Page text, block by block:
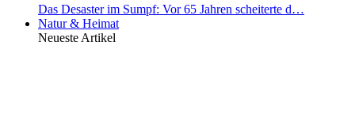
Das Desaster im Sumpf: Vor 65 Jahren scheiterte d…
Natur & Heimat
Neueste Artikel